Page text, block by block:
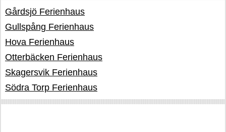
Gårdsjö Ferienhaus
Gullspång Ferienhaus
Hova Ferienhaus
Otterbäcken Ferienhaus
Skagersvik Ferienhaus
Södra Torp Ferienhaus